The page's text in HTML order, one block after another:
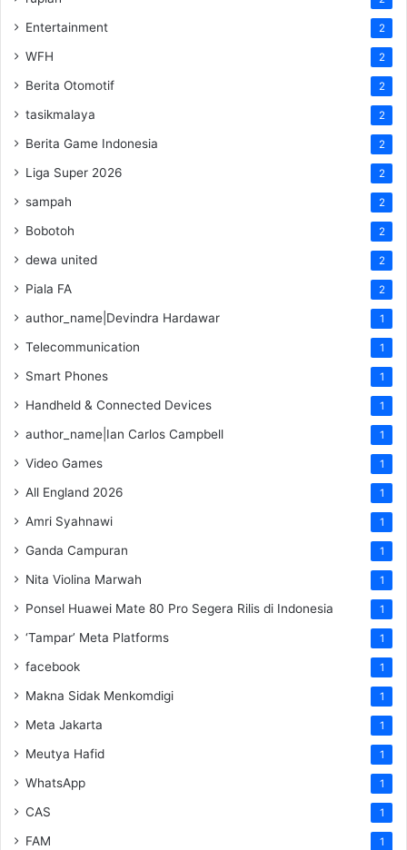
Entertainment 2
WFH 2
Berita Otomotif 2
tasikmalaya 2
Berita Game Indonesia 2
Liga Super 2026 2
sampah 2
Bobotoh 2
dewa united 2
Piala FA 2
author_name|Devindra Hardawar 1
Telecommunication 1
Smart Phones 1
Handheld & Connected Devices 1
author_name|Ian Carlos Campbell 1
Video Games 1
All England 2026 1
Amri Syahnawi 1
Ganda Campuran 1
Nita Violina Marwah 1
Ponsel Huawei Mate 80 Pro Segera Rilis di Indonesia 1
‘Tampar’ Meta Platforms 1
facebook 1
Makna Sidak Menkomdigi 1
Meta Jakarta 1
Meutya Hafid 1
WhatsApp 1
CAS 1
FAM 1